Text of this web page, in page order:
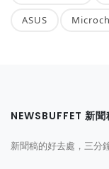
ASUS
NEWSBUFFET 新
新聞稿的好去處，三分